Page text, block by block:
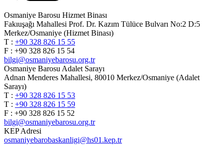
Osmaniye Barosu Hizmet Binası
Fakıuşağı Mahallesi Prof. Dr. Kazım Tülüce Bulvarı No:2 D:5
Merkez/Osmaniye (Hizmet Binası)
T : +90 328 826 15 55
F : +90 328 826 15 54
bilgi@osmaniyebarosu.org.tr
Osmaniye Barosu Adalet Sarayı
Adnan Menderes Mahallesi, 80010 Merkez/Osmaniye (Adalet
Sarayı)
T : +90 328 826 15 53
T : +90 328 826 15 59
F : +90 328 826 15 52
bilgi@osmaniyebarosu.org.tr
KEP Adresi
osmaniyebarobaskanligi@hs01.kep.tr